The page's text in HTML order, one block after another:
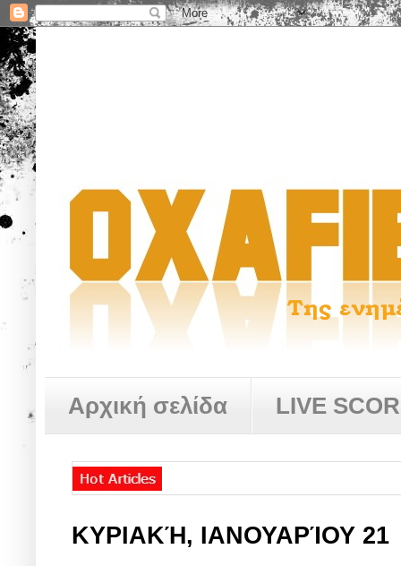
Αρχική σελίδα LIVE
ΚΥΡΙΑΚΉ, ΙΑΝΟΥΑΡΊΟΥ 21